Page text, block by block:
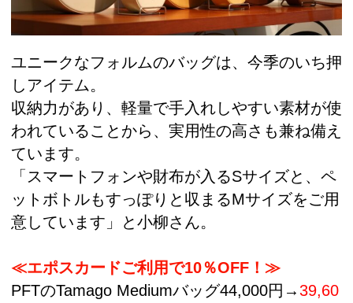
ユニークなフォルムのバッグは、今季のいち押
しアイテム。
収納力があり、軽量で手入れしやすい素材が使
われていることから、実用性の高さも兼ね備え
ています。
「スマートフォンや財布が入るSサイズと、ペ
ットボトルもすっぽりと収まるMサイズをご用
意しています」と小柳さん。
≪エポスカードご利用で10％OFF！≫
PFTのTamago Mediumバッグ44,000円→39,60